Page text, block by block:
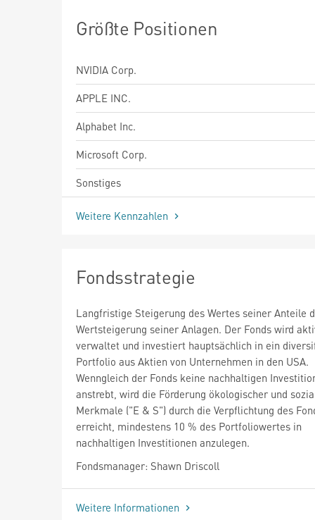
Größte Positionen
NVIDIA Corp.
APPLE INC.
Alphabet Inc.
Microsoft Corp.
Sonstiges
Weitere Kennzahlen
Fondsstrategie
Langfristige Steigerung des Wertes seiner Anteile
Wertsteigerung seiner Anlagen. Der Fonds wird
verwaltet und investiert hauptsächlich in ein
Portfolio aus Aktien von Unternehmen in den USA.
Wenngleich der Fonds keine nachhaltigen
anstrebt, wird die Förderung ökologischer und
Merkmale ("E & S") durch die Verpflichtung des
erreicht, mindestens 10 % des Portfoliowertes in
nachhaltigen Investitionen anzulegen.
Fondsmanager: Shawn Driscoll
Weitere Informationen